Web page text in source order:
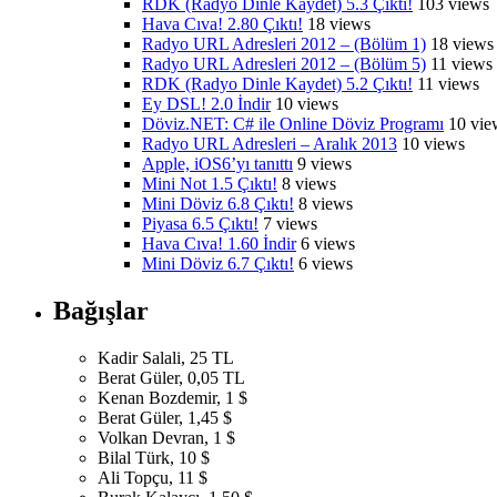
Hava Cıva! 2.80 Çıktı! 18 views
Radyo URL Adresleri 2012 – (Bölüm 1) 18 views
Radyo URL Adresleri 2012 – (Bölüm 5) 11 views
RDK (Radyo Dinle Kaydet) 5.2 Çıktı! 11 views
Ey DSL! 2.0 İndir 10 views
Döviz.NET: C# ile Online Döviz Programı 10
Radyo URL Adresleri – Aralık 2013 10 views
Apple, iOS6’yı tanıttı 9 views
Mini Not 1.5 Çıktı! 8 views
Mini Döviz 6.8 Çıktı! 8 views
Piyasa 6.5 Çıktı! 7 views
Hava Cıva! 1.60 İndir 6 views
Mini Döviz 6.7 Çıktı! 6 views
Bağışlar
Kadir Salali, 25 TL
Berat Güler, 0,05 TL
Kenan Bozdemir, 1 $
Berat Güler, 1,45 $
Volkan Devran, 1 $
Bilal Türk, 10 $
Ali Topçu, 11 $